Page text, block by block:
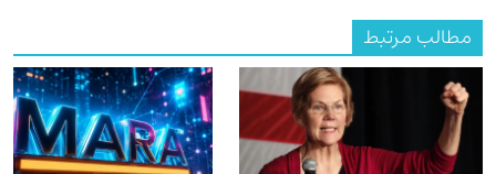
مطالب مرتبط